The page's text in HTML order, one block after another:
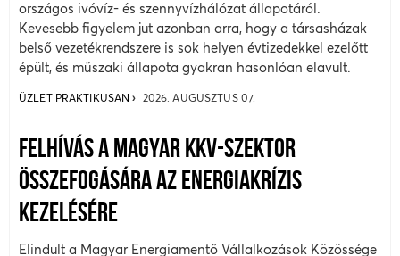
országos ivóvíz- és szennyvízhálózat állapotáról.
Kevesebb figyelem jut azonban arra, hogy a társasházak
belső vezetékrendszere is sok helyen évtizedekkel ezelőtt
épült, és műszaki állapota gyakran hasonlóan elavult.
ÜZLET PRAKTIKUSAN 2026. AUGUSZTUS 07.
FELHÍVÁS A MAGYAR KKV-SZEKTOR
ÖSSZEFOGÁSÁRA AZ ENERGIAKRÍZIS
KEZELÉSÉRE
Elindult a Magyar Energiamentő Vállalkozások Közössége